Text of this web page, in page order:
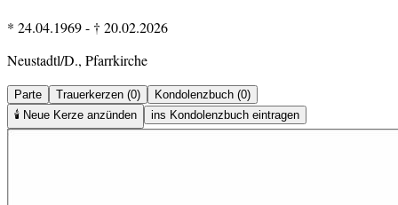
* 24.04.1969- † 20.02.2026
Neustadtl/D., Pfarrkirche
Parte Trauerkerzen (0)
Kondolenzbuch (0)
🕯️ Neue Kerze anzünden ins Kondolenzbuch eintragen